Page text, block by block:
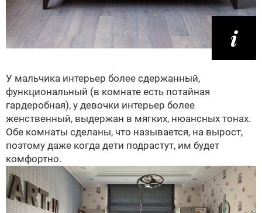
У мальчика интерьер более сдержанный,
функциональный (в комнате есть потайная
гардеробная), у девочки интерьер более
женственный, выдержан в мягких, нюансных тонах.
Обе комнаты сделаны, что называется, на вырост,
поэтому даже когда дети подрастут, им будет
комфортно.